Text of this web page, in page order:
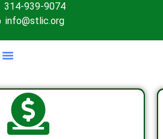
314-939-9074
info@stlic.org